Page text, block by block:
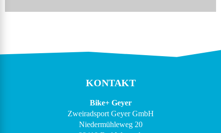
KONTAKT
Bike+ Geyer
Zweiradsport Geyer GmbH
Niedermühleweg 20